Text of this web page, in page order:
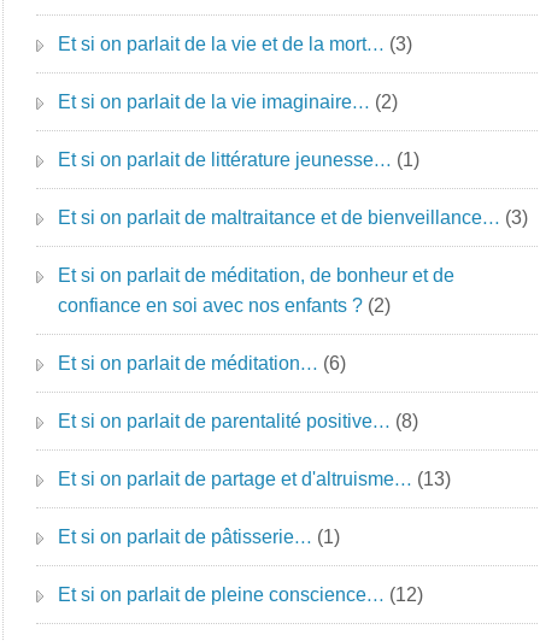
Et si on parlait de la vie et de la mort… (3)
Et si on parlait de la vie imaginaire… (2)
Et si on parlait de littérature jeunesse… (1)
Et si on parlait de maltraitance et de bienveillance… (3)
Et si on parlait de méditation, de bonheur et de
confiance en soi avec nos enfants ? (2)
Et si on parlait de méditation… (6)
Et si on parlait de parentalité positive… (8)
Et si on parlait de partage et d'altruisme… (13)
Et si on parlait de pâtisserie… (1)
Et si on parlait de pleine conscience… (12)